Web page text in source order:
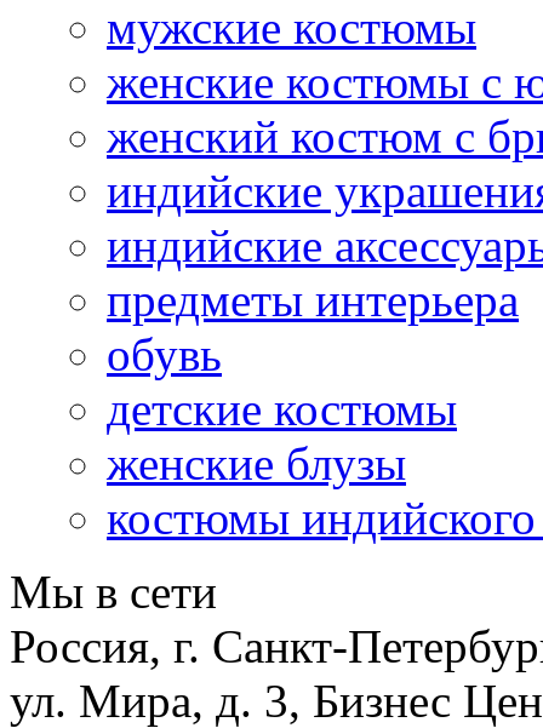
мужские костюмы
женские костюмы с
женский костюм с
индийские
индийские
предметы интерьера
обувь
детские костюмы
женские блузы
костюмы индийского
Мы в сети
Россия, г. Санкт-
ул. Мира, д. 3, Бизнес